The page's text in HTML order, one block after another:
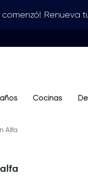
comenzó! Renueva
Cocinas
Alfa
Términos más